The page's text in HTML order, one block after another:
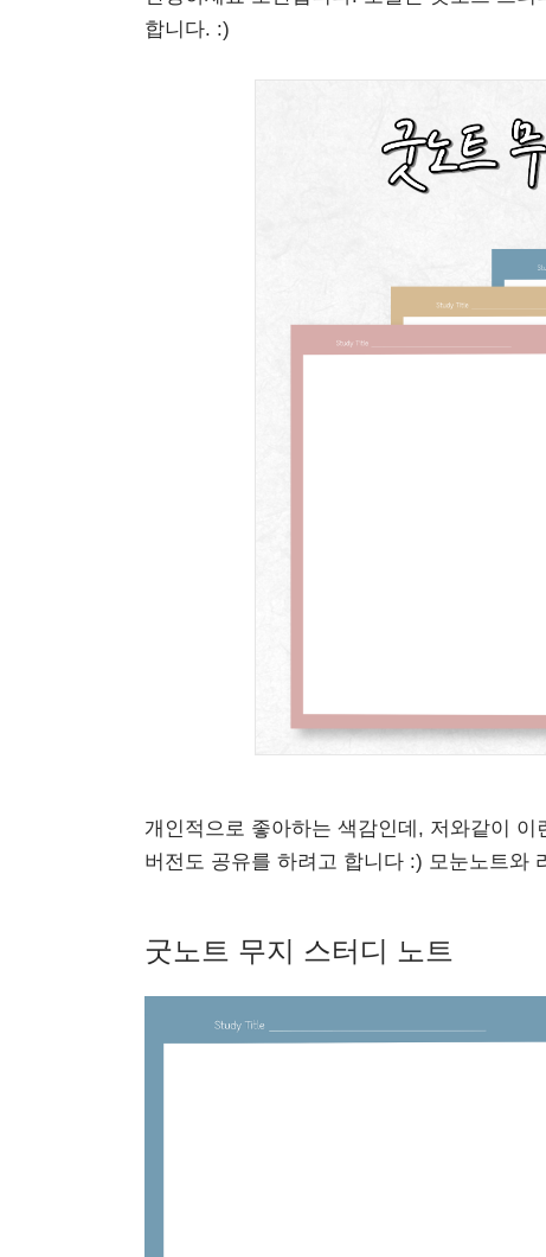
합니다. :)
개인적으로 좋아하는 색감인데, 저와같이
버전도 공유를 하려고 합니다 :) 모눈노트와
굿노트 무지 스터디 노트